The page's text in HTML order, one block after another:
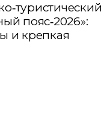
пояс‑2026»:
и крепкая